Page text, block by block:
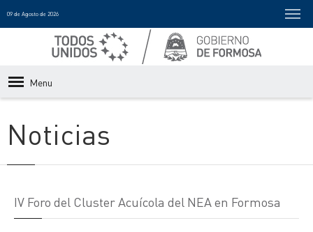
09 de Agosto de 2026
Menu
Noticias
IV Foro del Cluster Acuícola del NEA en Formosa